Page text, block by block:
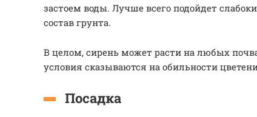
застоем воды. Лучше всего подойдет
состав грунта.
В целом, сирень может расти на любых
условия сказываются на обильности
Посадка